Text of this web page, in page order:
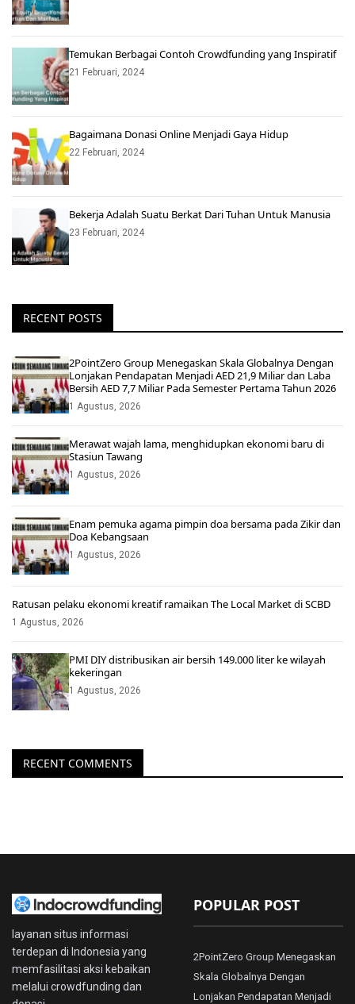
Temukan Berbagai Contoh Crowdfunding yang Inspiratif
21 Februari, 2024
Bagaimana Donasi Online Menjadi Gaya Hidup
22 Februari, 2024
Bekerja Adalah Suatu Berkat Dari Tuhan Untuk Manusia
23 Februari, 2024
RECENT POSTS
2PointZero Group Menegaskan Skala Globalnya Dengan
Lonjakan Pendapatan Menjadi AED 21,9 Miliar dan Laba
Bersih AED 7,7 Miliar Pada Semester Pertama Tahun 2026
1 Agustus, 2026
Merawat wajah lama, menghidupkan ekonomi baru di
Stasiun Tawang
1 Agustus, 2026
Enam pemuka agama pimpin doa bersama pada Zikir dan
Doa Kebangsaan
1 Agustus, 2026
Ratusan pelaku ekonomi kreatif ramaikan The Local Market di SCBD
1 Agustus, 2026
PMI DIY distribusikan air bersih 149.000 liter ke wilayah
kekeringan
1 Agustus, 2026
RECENT COMMENTS
layanan situs informasi
terdepan di Indonesia yang
memfasilitasi aksi kebaikan
melalui crowdfunding dan
POPULAR POST
2PointZero Group Menegaskan
Skala Globalnya Dengan
Lonjakan Pendapatan Menjadi